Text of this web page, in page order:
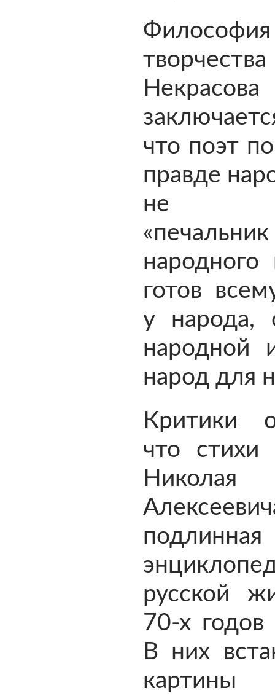
Философия
творчества
Некрасова
что поэт
правде
не
«печальник
народного
готов
у народа,
народной
народ для
Критики
что
Николая
подлинная
русской
70-х годов
В них
картины